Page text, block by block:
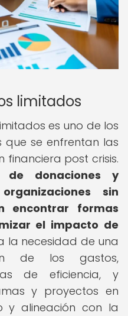
limitados
es uno de los
se enfrentan las
financiera post crisis.
de donaciones y
sin
encontrar formas
el impacto de
la necesidad de una
de los gastos,
de eficiencia, y
y proyectos en
y alineación con la